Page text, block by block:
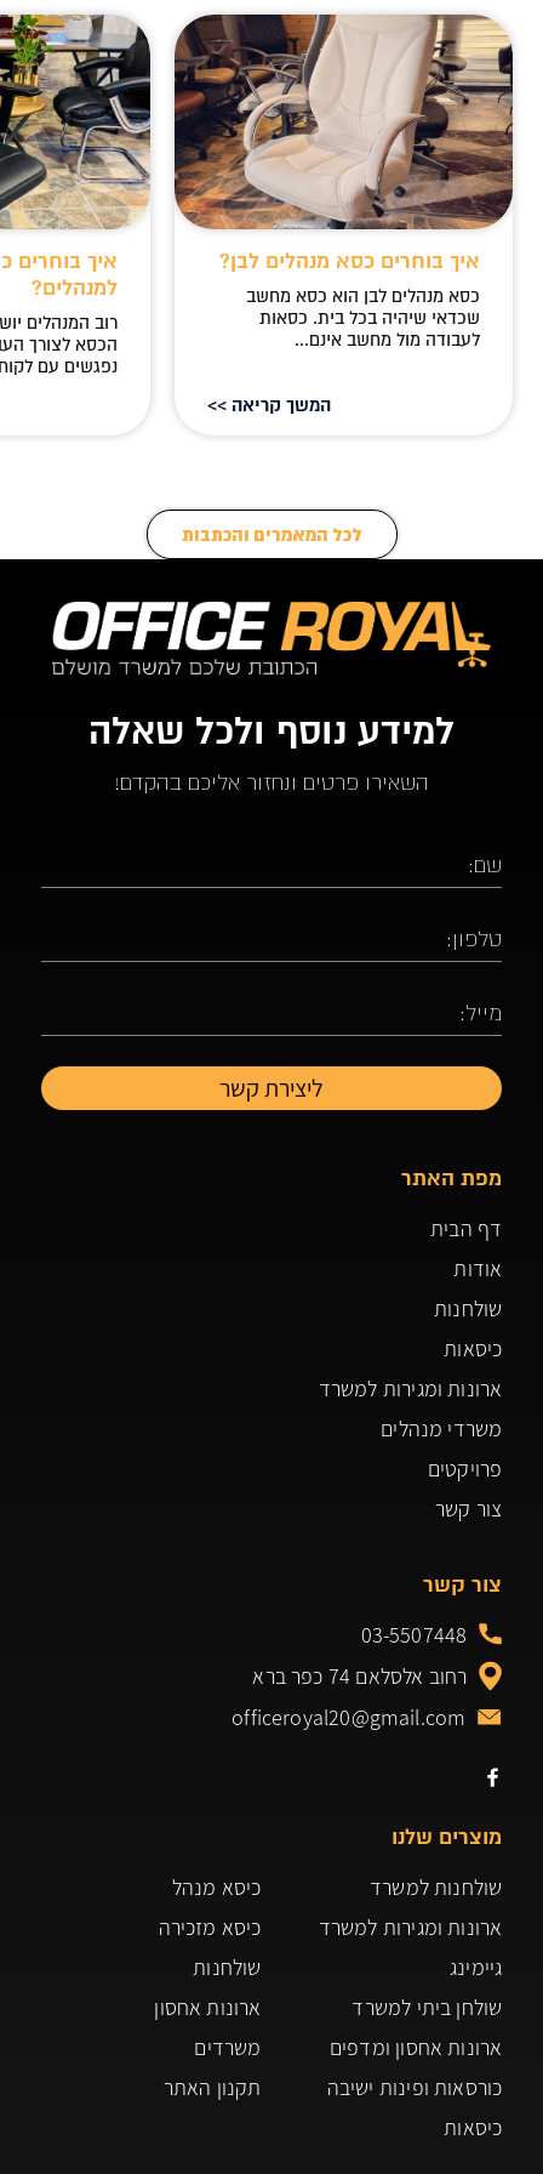
איך בוחרים כסא מנהלים לבן?
כסא מנהלים לבן הוא כסא מחשב
שכדאי שיהיה בכל בית. כסאות
לעבודה מול מחשב אינם...
המשך קריאה >>
איך בוחרים
למנהלים?
רוב המנהלים
הכסא לצורך
נפגשים עם
לכל המאמרים והכתבות
למידע נוסף ולכל שאלה
השאירו פרטים ונחזור אליכם בהקדם!
מפת האתר
דף הבית
אודות
שולחנות
כיסאות
ארונות ומגירות למשרד
משרדי מנהלים
פרויקטים
צור קשר
מוצרים שלנו
שולחנות למשרד
ארונות ומגירות למשרד
גיימינג
שולחן ביתי למשרד
ארונות אחסון ומדפים
כורסאות ופינות ישיבה
כיסאות
כיסא מנהל
כיסא מזכירה
שולחנות
ארונות אחסון
משרדים
תקנון האתר
צור קשר
03-5507448
רחוב אלסלאם 74 כפר ברא
officeroyal20@gmail.com